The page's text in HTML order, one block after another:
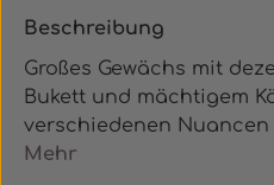
Beschreibung
Großes Gewächs mit
Bukett und mächtigem
verschiedenen Nuancen
Mehr